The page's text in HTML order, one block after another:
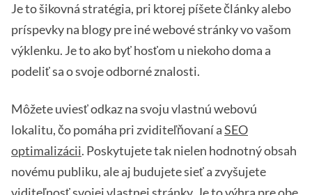
Je to šikovná stratégia, pri ktorej píšete články alebo
príspevky na blogy pre iné webové stránky vo vašom
výklenku. Je to ako byť hosťom u niekoho doma a
podeliť sa o svoje odborné znalosti.
Môžete uviesť odkaz na svoju vlastnú webovú
lokalitu, čo pomáha pri zviditeľňovaní aSEO
optimalizácii. Poskytujete tak nielen hodnotný obsah
novému publiku, ale aj budujete sieť a zvyšujete